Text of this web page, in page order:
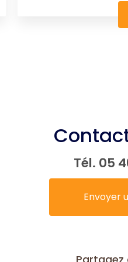
Tél. 05
Envoyer